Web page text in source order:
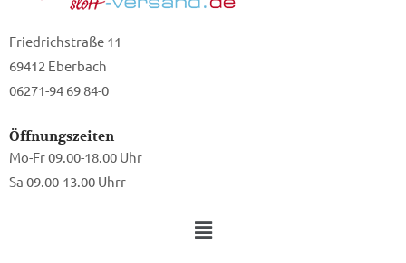
Friedrichstraße 11
69412 Eberbach
06271-94 69 84-0
Öffnungszeiten
Mo-Fr 09.00-18.00 Uhr
Sa 09.00-13.00 Uhrr